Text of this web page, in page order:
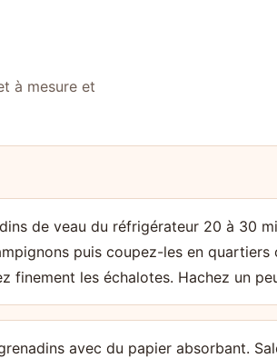
à mesure et
de veau du réfrigérateur 20 à 30
puis coupez-les en quartiers
finement les échalotes. Hachez un
avec du papier absorbant.